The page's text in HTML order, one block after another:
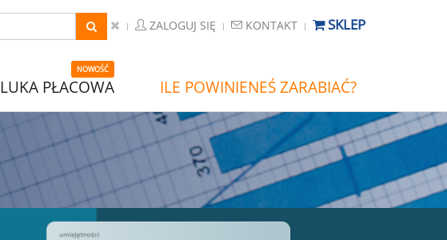
ZALOGUJ SIĘ KONTAKT SKLEP
NOWOŚĆ
LUKA PŁACOWA ILE POWINIENEŚ ZARABIAĆ?